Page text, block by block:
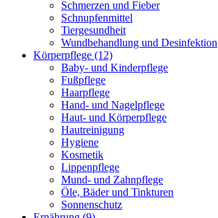
Schmerzen und Fieber
Schnupfenmittel
Tiergesundheit
Wundbehandlung und Desinfektion
Körperpflege (12)
Baby- und Kinderpflege
Fußpflege
Haarpflege
Hand- und Nagelpflege
Haut- und Körperpflege
Hautreinigung
Hygiene
Kosmetik
Lippenpflege
Mund- und Zahnpflege
Öle, Bäder und Tinkturen
Sonnenschutz